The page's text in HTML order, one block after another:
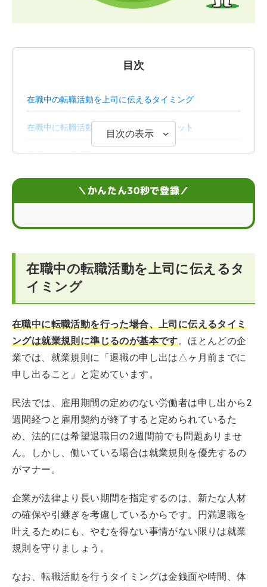
目次
在職中の転職活動を上司に伝えるタイミング
在職中に転職活動するメリットとデメリット
退職後に転職活動するメリットとデメリット
転職活動に関するQ&A
目次の表示
＼かんたん30秒で登録／
在職中の転職活動を上司に伝えるタ
イミング
在職中に転職活動を行った場合、上司に伝えるタイミ
ングは就業規則に準じるのが基本です。ほとんどの企
業では、就業規則に「退職の申し出は△ヶ月前までに
申し出ること」と定めています。
民法では、雇用期間の定めのない労働者は申し出から2
週間経つと雇用契約が終了すると定められているた
め、法的には希望退職日の2週間前でも問題ありませ
ん。しかし、働いている場合は就業規則を優先するの
がマナー。
企業が法律より長い期間を指定するのは、新たな人材
の確保や引継ぎを考慮しているからです。円満退職を
叶えるためにも、やむを得ない事情がない限りは就業
規則を守りましょう。
なお、転職活動を行うタイミングは金銭面や時間、体